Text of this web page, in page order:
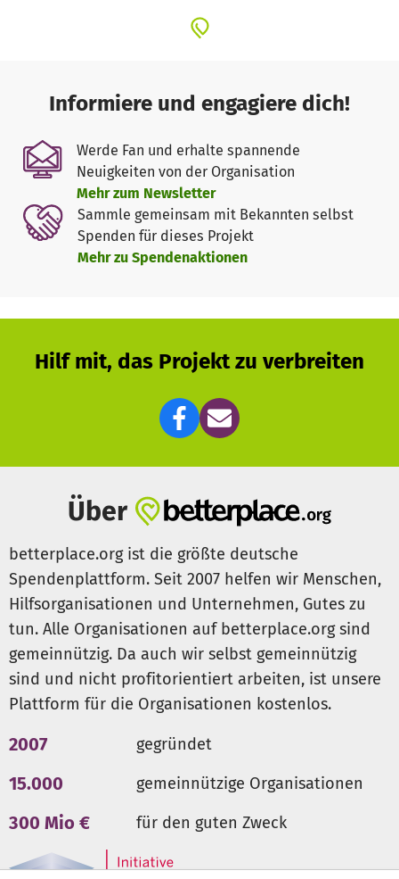
Ausbildung für junge Menschen
Verantwortungsträgern in ihren Gemeinden ausgebildet –
für eine Zukunft in Würde.
Schnelle Hilfe bei Katastrophen
Dürre, Überschwemmungen und Zyklone zerstören immer
wieder Existenzen. Wir helfen sofort – unbürokratisch und
direkt vor Ort.
Warum deine Spende zählt
Hoffnung wächst, wenn wir gemeinsam handeln.
Flyer online ansehen
Informiere und engagiere dich!
Werde Fan und erhalte spannende
Neuigkeiten von der Organisation
Mehr zum Newsletter
Sammle gemeinsam mit Bekannten selbst
Spenden für dieses Projekt
Mehr zu Spendenaktionen
Hilf mit, das Projekt zu verbreiten
Über
betterplace.org ist die größte deutsche
Spendenplattform. Seit 2007 helfen wir Menschen,
Hilfsorganisationen und Unternehmen, Gutes zu
tun. Alle Organisationen auf betterplace.org sind
gemeinnützig. Da auch wir selbst gemeinnützig
sind und nicht profitorientiert arbeiten, ist unsere
Plattform für die Organisationen kostenlos.
2007 gegründet
15.000 gemeinnützige Organisationen
300 Mio € für den guten Zweck